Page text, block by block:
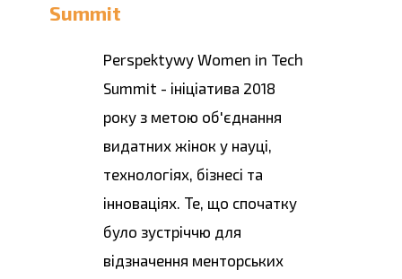
Summit
Perspektywy Women in Tech
Summit - ініціатива 2018
року з метою об'єднання
видатних жінок у науці,
технологіях, бізнесі та
інноваціях. Те, що спочатку
було зустріччю для
відзначення менторських